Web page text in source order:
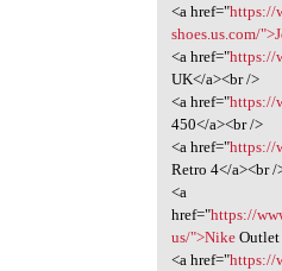
<a href="https://
shoes.us.com/
<a href="https://
UK</a><br />
<a href="https://
450</a><br />
<a href="https://
Retro 4</a><br /
<a
href="https://
us/">NikeOutlet
<a href="https://